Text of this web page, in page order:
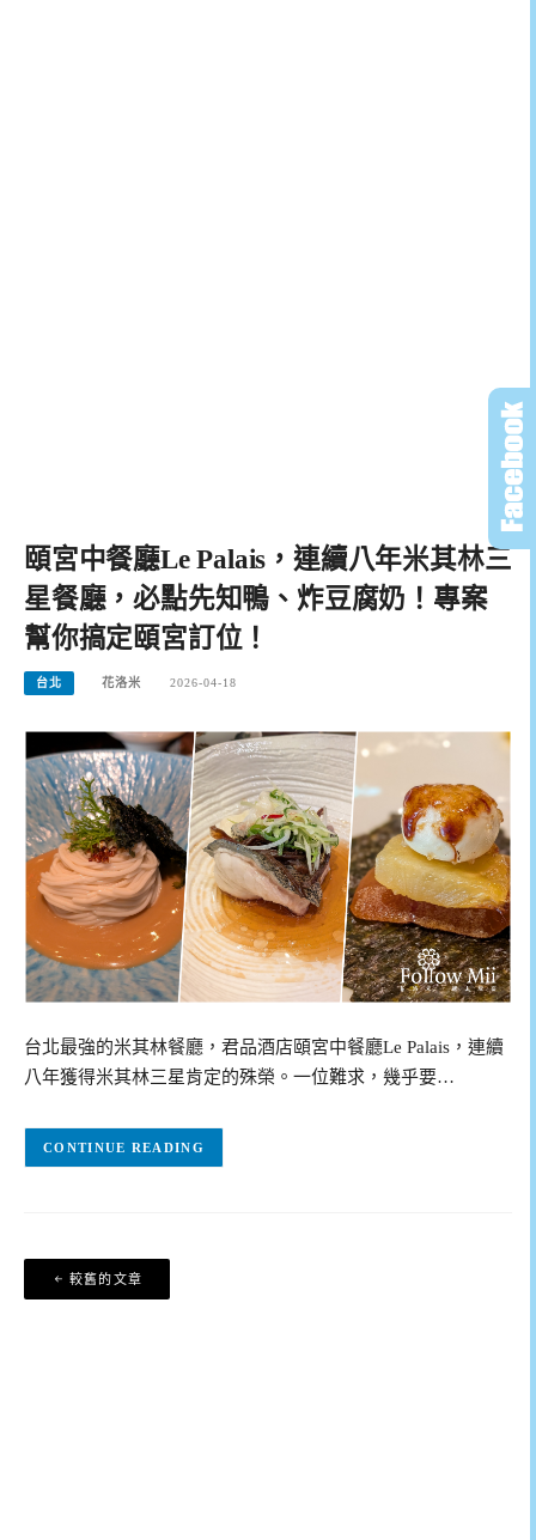
頤宮中餐廳Le Palais，連續八年米其林三
星餐廳，必點先知鴨、炸豆腐奶！專案
幫你搞定頤宮訂位！
台北 花洛米 2026-04-18
台北最強的米其林餐廳，君品酒店頤宮中餐廳Le Palais，連續
八年獲得米其林三星肯定的殊榮。一位難求，幾乎要…
CONTINUE READING
文
章
較舊的文章